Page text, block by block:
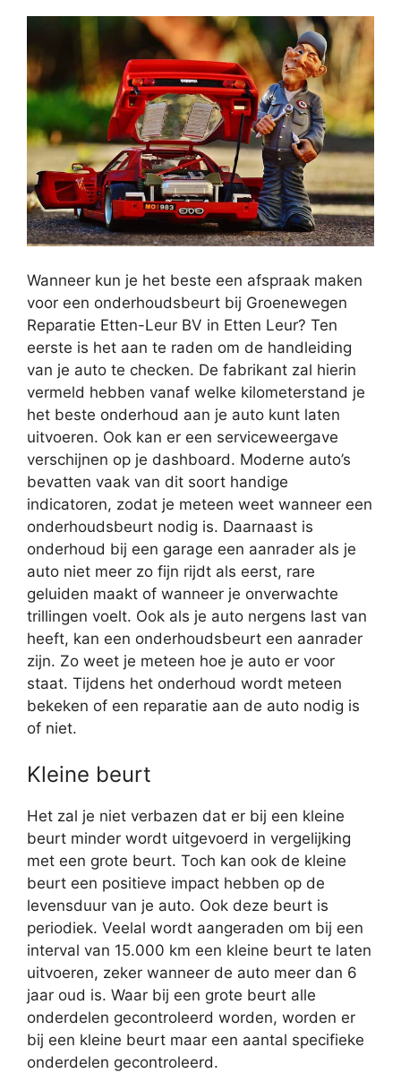
Wanneer kun je het beste een afspraak maken
voor een onderhoudsbeurt bij Groenewegen
Reparatie Etten-Leur BV in Etten Leur? Ten
eerste is het aan te raden om de handleiding
van je auto te checken. De fabrikant zal hierin
vermeld hebben vanaf welke kilometerstand je
het beste onderhoud aan je auto kunt laten
uitvoeren. Ook kan er een serviceweergave
verschijnen op je dashboard. Moderne auto’s
bevatten vaak van dit soort handige
indicatoren, zodat je meteen weet wanneer een
onderhoudsbeurt nodig is. Daarnaast is
onderhoud bij een garage een aanrader als je
auto niet meer zo fijn rijdt als eerst, rare
geluiden maakt of wanneer je onverwachte
trillingen voelt. Ook als je auto nergens last van
heeft, kan een onderhoudsbeurt een aanrader
zijn. Zo weet je meteen hoe je auto er voor
staat. Tijdens het onderhoud wordt meteen
bekeken of een reparatie aan de auto nodig is
of niet.
Kleine beurt
Het zal je niet verbazen dat er bij een kleine
beurt minder wordt uitgevoerd in vergelijking
met een grote beurt. Toch kan ook de kleine
beurt een positieve impact hebben op de
levensduur van je auto. Ook deze beurt is
periodiek. Veelal wordt aangeraden om bij een
interval van 15.000 km een kleine beurt te laten
uitvoeren, zeker wanneer de auto meer dan 6
jaar oud is. Waar bij een grote beurt alle
onderdelen gecontroleerd worden, worden er
bij een kleine beurt maar een aantal specifieke
onderdelen gecontroleerd.